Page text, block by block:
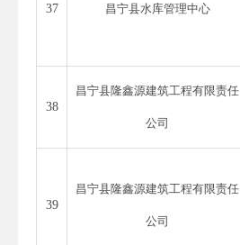
37 昌宁县水库管理中心
38
昌宁县隆鑫源建筑工程有限责任
公司
39
昌宁县隆鑫源建筑工程有限责任
公司